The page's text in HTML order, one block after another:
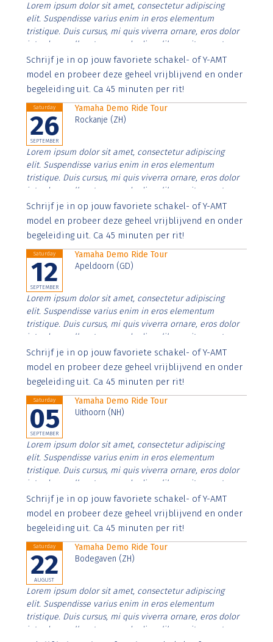
Lorem ipsum dolor sit amet, consectetur adipiscing
elit. Suspendisse varius enim in eros elementum
tristique. Duis cursus, mi quis viverra ornare, eros dolor
interdum nulla, ut commodo diam libero vitae erat.
Aenean faucibus nibh et justo cursus id rutrum lorem
imperdiet. Nunc ut sem vitae risus tristique posuere.
Schrijf je in op jouw favoriete schakel- of Y-AMT
model en probeer deze geheel vrijblijvend en onder
begeleiding uit. Ca 45 minuten per rit!
Saturday
26
SEPTEMBER
Yamaha Demo Ride Tour
Rockanje (ZH)
Lorem ipsum dolor sit amet, consectetur adipiscing
elit. Suspendisse varius enim in eros elementum
tristique. Duis cursus, mi quis viverra ornare, eros dolor
interdum nulla, ut commodo diam libero vitae erat.
Aenean faucibus nibh et justo cursus id rutrum lorem
imperdiet. Nunc ut sem vitae risus tristique posuere.
Schrijf je in op jouw favoriete schakel- of Y-AMT
model en probeer deze geheel vrijblijvend en onder
begeleiding uit. Ca 45 minuten per rit!
Saturday
12
SEPTEMBER
Yamaha Demo Ride Tour
Apeldoorn (GD)
Lorem ipsum dolor sit amet, consectetur adipiscing
elit. Suspendisse varius enim in eros elementum
tristique. Duis cursus, mi quis viverra ornare, eros dolor
interdum nulla, ut commodo diam libero vitae erat.
Aenean faucibus nibh et justo cursus id rutrum lorem
imperdiet. Nunc ut sem vitae risus tristique posuere.
Schrijf je in op jouw favoriete schakel- of Y-AMT
model en probeer deze geheel vrijblijvend en onder
begeleiding uit. Ca 45 minuten per rit!
Saturday
05
SEPTEMBER
Yamaha Demo Ride Tour
Uithoorn (NH)
Lorem ipsum dolor sit amet, consectetur adipiscing
elit. Suspendisse varius enim in eros elementum
tristique. Duis cursus, mi quis viverra ornare, eros dolor
interdum nulla, ut commodo diam libero vitae erat.
Aenean faucibus nibh et justo cursus id rutrum lorem
imperdiet. Nunc ut sem vitae risus tristique posuere.
Schrijf je in op jouw favoriete schakel- of Y-AMT
model en probeer deze geheel vrijblijvend en onder
begeleiding uit. Ca 45 minuten per rit!
Saturday
22
AUGUST
Yamaha Demo Ride Tour
Bodegaven (ZH)
Lorem ipsum dolor sit amet, consectetur adipiscing
elit. Suspendisse varius enim in eros elementum
tristique. Duis cursus, mi quis viverra ornare, eros dolor
interdum nulla, ut commodo diam libero vitae erat.